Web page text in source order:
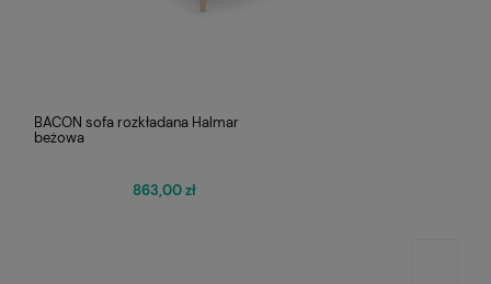
BACON sofa rozkładana Halmar
beżowa
863,00 zł